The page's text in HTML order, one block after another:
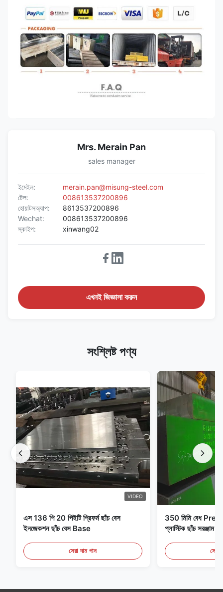
Mrs. Merain Pan
sales manager
ইমেইল:
merain.pan@misung-steel.com
টেল:
008613537200896
হোয়াটসঅ্যাপ:
8613537200896
Wechat:
008613537200896
স্কাইপ:
xinwang02
এখনই জিজ্ঞাসা করুন
সংশ্লিষ্ট পণ্য
VIDEO
এস 136 পি 20 পিইটি প্রিফর্ম ছাঁচ বেস
ইনজেকশন ছাঁচ বেস Base
সেরা দাম পান
350 মিমি বেধ
প্লাস্টিক ছাঁচ সরঞ্জাম
সেরা